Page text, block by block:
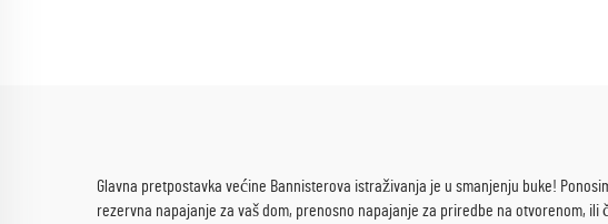
Glavna pretpostavka većine Bannisterova istraživanja je u smanjenju buke!
rezervna napajanje za vaš dom, prenosno napajanje za priredbe na otvorenom,